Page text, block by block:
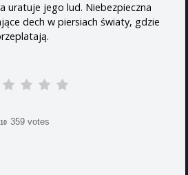
uratuje jego lud. Niebezpieczna
dech w piersiach światy, gdzie
359 votes